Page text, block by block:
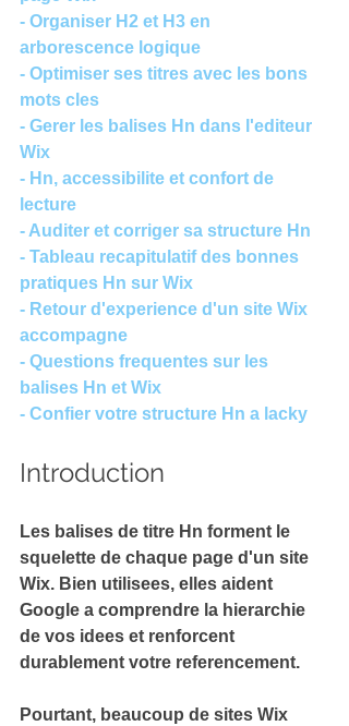
- Organiser H2 et H3 en
arborescence logique
- Optimiser ses titres avec les bons
mots cles
- Gerer les balises Hn dans l'editeur
Wix
- Hn, accessibilite et confort de
lecture
- Auditer et corriger sa structure Hn
- Tableau recapitulatif des bonnes
pratiques Hn sur Wix
- Retour d'experience d'un site Wix
accompagne
- Questions frequentes sur les
balises Hn et Wix
- Confier votre structure Hn a lacky
Introduction
Les balises de titre Hn forment le
squelette de chaque page d'un site
Wix. Bien utilisees, elles aident
Google a comprendre la hierarchie
de vos idees et renforcent
durablement votre referencement.
Pourtant, beaucoup de sites Wix